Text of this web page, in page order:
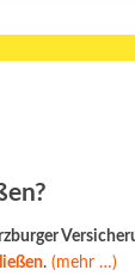
.(mehr …)